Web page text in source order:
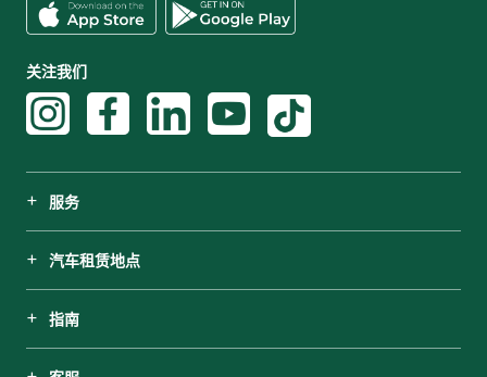
关注我们
服务
汽车租赁地点
指南